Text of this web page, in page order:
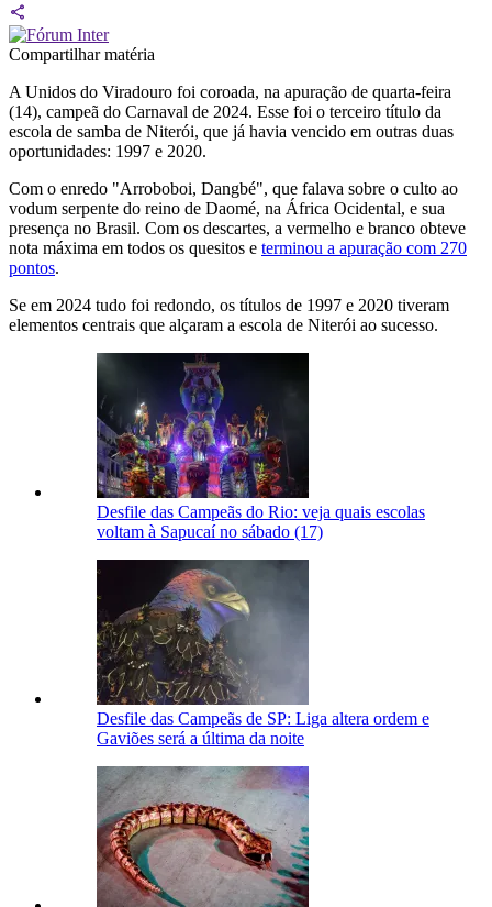
Compartilhar matéria
A Unidos do Viradouro foi coroada, na apuração de quarta-feira
(14), campeã do Carnaval de 2024. Esse foi o terceiro título da
escola de samba de Niterói, que já havia vencido em outras duas
oportunidades: 1997 e 2020.
Com o enredo "Arroboboi, Dangbé", que falava sobre o culto ao
vodum serpente do reino de Daomé, na África Ocidental, e sua
presença no Brasil. Com os descartes, a vermelho e branco obteve
nota máxima em todos os quesitos e terminou a apuração com 270
pontos.
Se em 2024 tudo foi redondo, os títulos de 1997 e 2020 tiveram
elementos centrais que alçaram a escola de Niterói ao sucesso.
Desfile das Campeãs do Rio: veja quais escolas
voltam à Sapucaí no sábado (17)
Desfile das Campeãs de SP: Liga altera ordem e
Gaviões será a última da noite